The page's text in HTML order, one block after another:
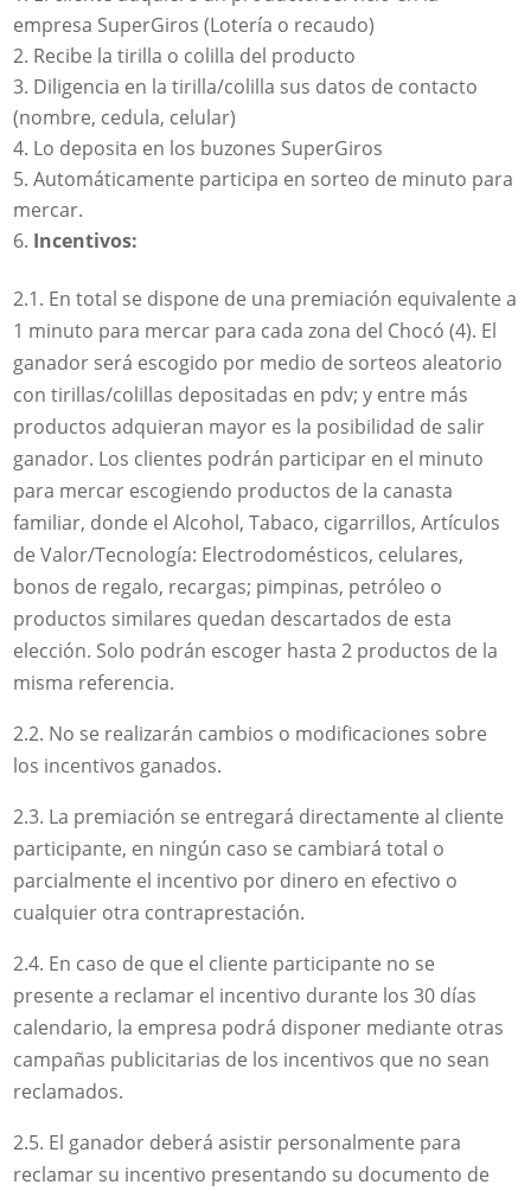
empresa SuperGiros (Lotería o recaudo)
Recibe la tirilla o colilla del producto
Diligencia en la tirilla/colilla sus datos de contacto
(nombre, cedula, celular)
Lo deposita en los buzones SuperGiros
Automáticamente participa en sorteo de minuto para
mercar.
Incentivos:
2.1. En total se dispone de una premiación equivalente a
1 minuto para mercar para cada zona del Chocó (4). El
ganador será escogido por medio de sorteos aleatorio
con tirillas/colillas depositadas en pdv; y entre más
productos adquieran mayor es la posibilidad de salir
ganador. Los clientes podrán participar en el minuto
para mercar escogiendo productos de la canasta
familiar, donde el Alcohol, Tabaco, cigarrillos, Artículos
de Valor/Tecnología: Electrodomésticos, celulares,
bonos de regalo, recargas; pimpinas, petróleo o
productos similares quedan descartados de esta
elección. Solo podrán escoger hasta 2 productos de la
misma referencia.
2.2. No se realizarán cambios o modificaciones sobre
los incentivos ganados.
2.3. La premiación se entregará directamente al cliente
participante, en ningún caso se cambiará total o
parcialmente el incentivo por dinero en efectivo o
cualquier otra contraprestación.
2.4. En caso de que el cliente participante no se
presente a reclamar el incentivo durante los 30 días
calendario, la empresa podrá disponer mediante otras
campañas publicitarias de los incentivos que no sean
reclamados.
2.5. El ganador deberá asistir personalmente para
reclamar su incentivo presentando su documento de